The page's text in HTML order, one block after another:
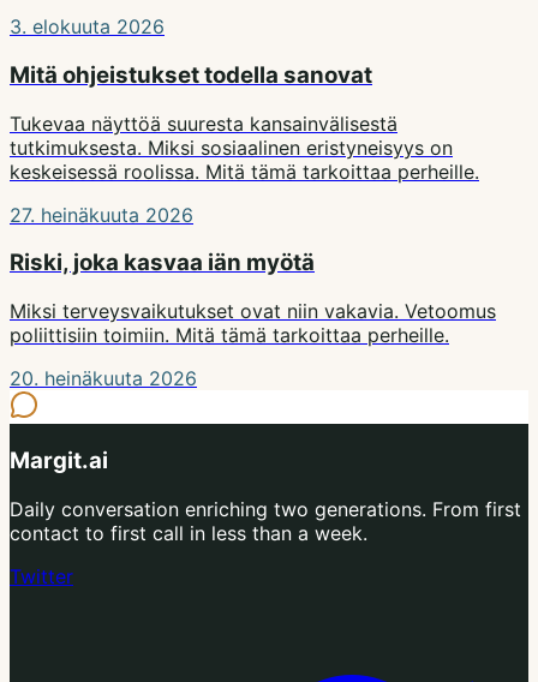
3. elokuuta 2026
Mitä ohjeistukset todella sanovat
Tukevaa näyttöä suuresta kansainvälisestä
tutkimuksesta. Miksi sosiaalinen eristyneisyys on
keskeisessä roolissa. Mitä tämä tarkoittaa perheille.
27. heinäkuuta 2026
Riski, joka kasvaa iän myötä
Miksi terveysvaikutukset ovat niin vakavia. Vetoomus
poliittisiin toimiin. Mitä tämä tarkoittaa perheille.
20. heinäkuuta 2026
Margit.ai
Daily conversation enriching two generations. From first
contact to first call in less than a week.
Twitter